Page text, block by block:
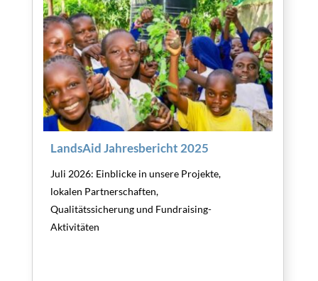
LandsAid Jahresbericht 2025
Juli 2026: Einblicke in unsere Projekte,
lokalen Partnerschaften,
Qualitätssicherung und Fundraising-
Aktivitäten